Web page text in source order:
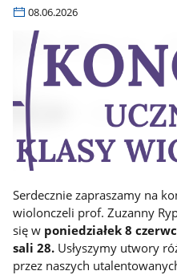
08.06.2026
Serdecznie zapraszamy na
wiolonczeli prof. Zuzanny
się w poniedziałek 8
sali 28. Usłyszymy utwory
przez naszych